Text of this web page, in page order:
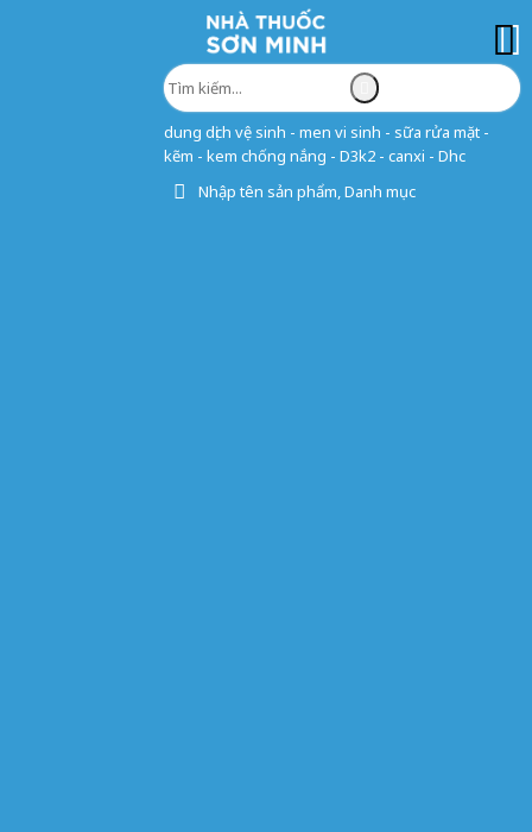
dung dịch vệ sinh - men vi sinh - sữa rửa mặt -
kẽm - kem chống nắng - D3k2 - canxi - Dhc
Nhập tên sản phẩm, Danh mục